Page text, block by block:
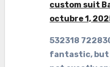
custom suit
octubre 1,
532318
fantastic, but